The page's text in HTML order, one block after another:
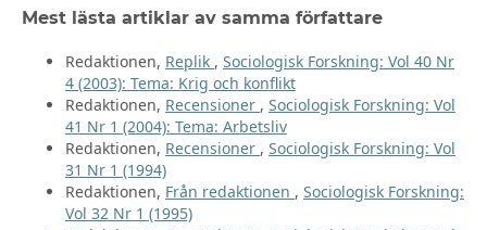
Mest lästa artiklar av samma författare
Redaktionen, Replik , Sociologisk Forskning: Vol 40 Nr
4 (2003): Tema: Krig och konflikt
Redaktionen, Recensioner , Sociologisk Forskning: Vol
41 Nr 1 (2004): Tema: Arbetsliv
Redaktionen, Recensioner , Sociologisk Forskning: Vol
31 Nr 1 (1994)
Redaktionen, Från redaktionen , Sociologisk Forskning:
Vol 32 Nr 1 (1995)